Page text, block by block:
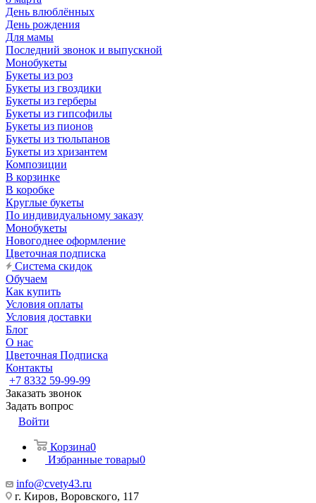
День влюблённых
День рождения
Для мамы
Последний звонок и выпускной
Монобукеты
Букеты из роз
Букеты из гвоздики
Букеты из герберы
Букеты из гипсофилы
Букеты из пионов
Букеты из тюльпанов
Букеты из хризантем
Композиции
В корзинке
В коробке
Круглые букеты
По индивидуальному заказу
Монобукеты
Новогоднее оформление
Цветочная подписка
Система скидок
Обучаем
Как купить
Условия оплаты
Условия доставки
Блог
О нас
Цветочная Подписка
Контакты
+7 8332 59-99-99
Заказать звонок
Задать вопрос
Войти
Корзина0
Избранные товары0
info@cvety43.ru
г. Киров, Воровского, 117